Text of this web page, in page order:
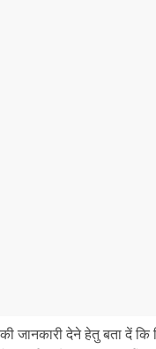
की जानकारी देने हेतु बता दें